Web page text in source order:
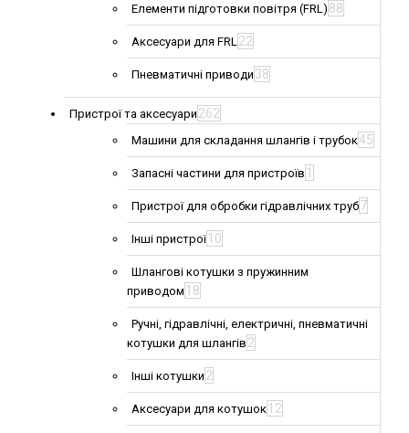
Елементи підготовки повітря (FRL) 88
Аксесуари для FRL22
Пневматичні приводи 38
Пристрої та аксесуари 262
Машини для складання шлангів і трубок45
Запасні частини для пристроїв 1
Пристрої для обробки гідравлічних труб7
Інші пристрої 10
Шлангові котушки з пружинним
приводом 18
Ручні, гідравлічні, електричні, пневматичні
котушки для шлангів 2
Інші котушки 2
Аксесуари для котушок 12